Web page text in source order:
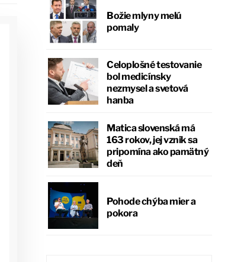
Božie mlyny melú
pomaly
Celoplošné testovanie
bol medicínsky
nezmysel a svetová
hanba
Matica slovenská má
163 rokov, jej vznik sa
pripomína ako pamätný
deň
Pohode chýba mier a
pokora